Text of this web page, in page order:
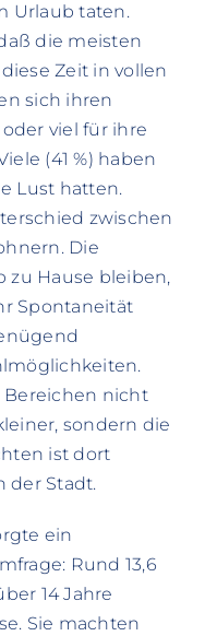
Urlaub taten.
die meisten
Zeit in vollen
sich ihren
viel für ihre
(41 %) haben
Lust hatten.
zwischen
Die
zu Hause bleiben,
Spontaneität
Bereichen nicht
sondern die
ist dort
der Stadt.
ein
Rund 13,6
14 Jahre
Sie machten